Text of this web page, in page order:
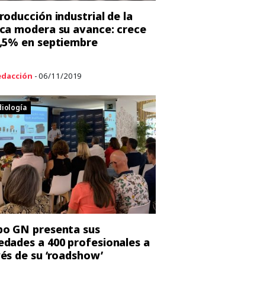
industrial de la
modera su avance: crece
en septiembre
- 06/11/2019
GN presenta sus
a 400 profesionales a
de su ‘roadshow’